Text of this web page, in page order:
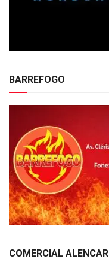
BARREFOGO
COMERCIAL ALENCAR